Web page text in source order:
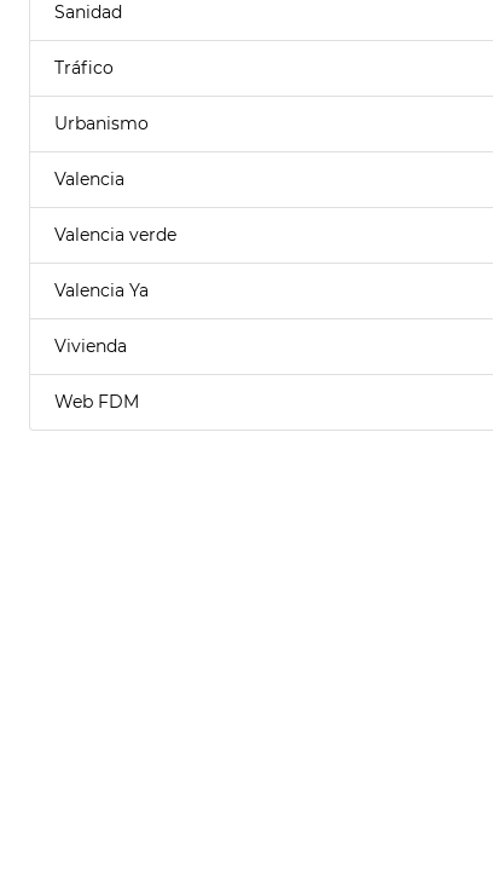
Sanidad
Tráfico
Urbanismo
Valencia
Valencia verde
Valencia Ya
Vivienda
Web FDM